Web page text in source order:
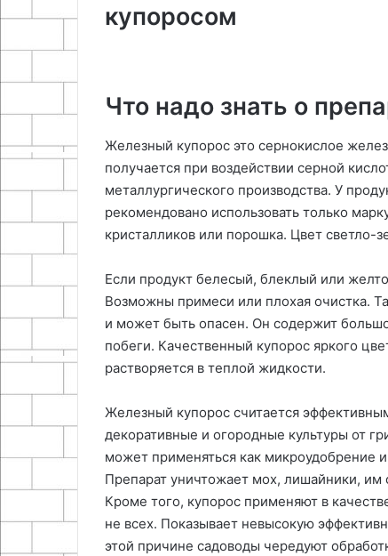
купоросом
Что надо знать о
Железный купорос это сернокислое
получается при воздействии серной
металлургического производства. У
рекомендовано использовать только
кристалликов или порошка. Цвет светло-
Если продукт белесый, блеклый или
Возможны примеси или плохая очистка.
и может быть опасен. Он содержит
побеги. Качественный купорос яркого
растворяется в теплой жидкости.
Железный купорос считается
декоративные и огородные культуры от
может применяться как микроудобрение
Препарат уничтожает мох, лишайники, им
Кроме того, купорос применяют в
не всех. Показывает невысокую
этой причине садоводы чередуют